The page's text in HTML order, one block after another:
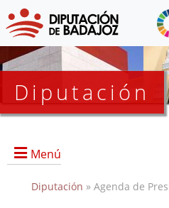
Diputación
Menú
Diputación » Agenda de